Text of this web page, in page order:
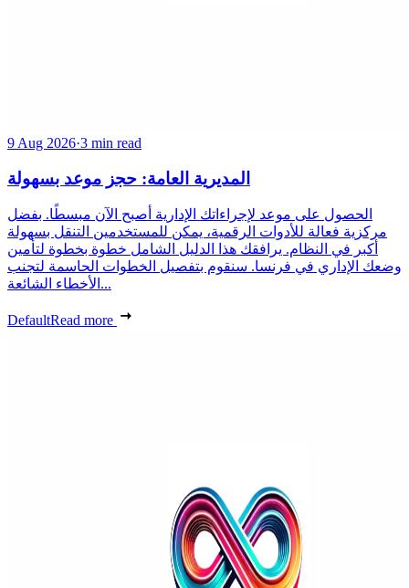
9 Aug 2026·3 min read
المديرية العامة: حجز موعد بسهولة
الحصول على موعد لإجراءاتك الإدارية أصبح الآن مبسطًا. بفضل
مركزية فعالة للأدوات الرقمية، يمكن للمستخدمين التنقل بسهولة
أكبر في النظام. يرافقك هذا الدليل الشامل خطوة بخطوة لتأمين
وضعك الإداري في فرنسا. سنقوم بتفصيل الخطوات الحاسمة لتجنب
الأخطاء الشائعة...
DefaultRead more